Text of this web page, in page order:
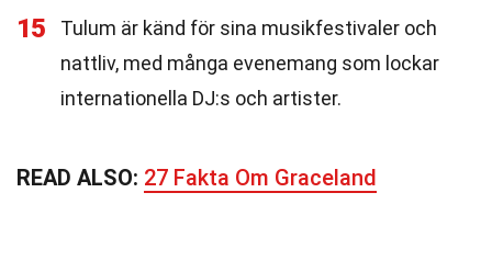
15
Tulum är känd för sina musikfestivaler och
nattliv, med många evenemang som lockar
internationella DJ:s och artister.
READ ALSO: 27 Fakta Om Graceland